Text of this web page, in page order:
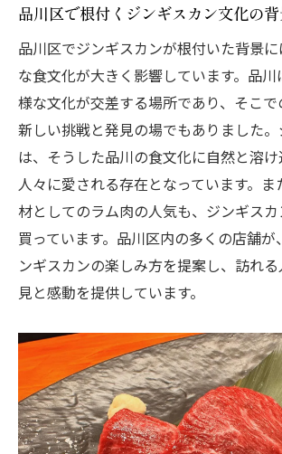
ジンギスカンが提供する品川区
果
都会の喧騒を離れた品川区の
体験
品川区でのジンギスカンがも
東京都品川区でのジンギスカン飲
で優れている理由
ジンギスカン料理が健康に良
品川区でジンギスカンを食べる
ジンギスカンの栄養価と品川
品川区でのジンギスカンを健
方法
ジンギスカンの健康面での利
品川区で根付くジンギスカン文化の
品川区でジンギスカンが根付いた背景
な食文化が大きく影響しています。品
様な文化が交差する場所であり、そこ
新しい挑戦と発見の場でもありました
は、そうした品川の食文化に自然と溶
人々に愛される存在となっています。
材としてのラム肉の人気も、ジンギス
買っています。品川区内の多くの店舗
ンギスカンの楽しみ方を提案し、訪れ
見と感動を提供しています。